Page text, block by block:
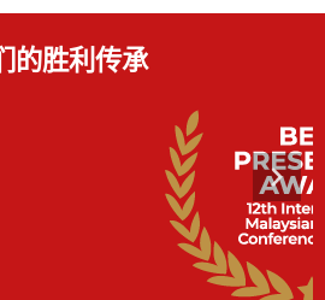
的胜利传承